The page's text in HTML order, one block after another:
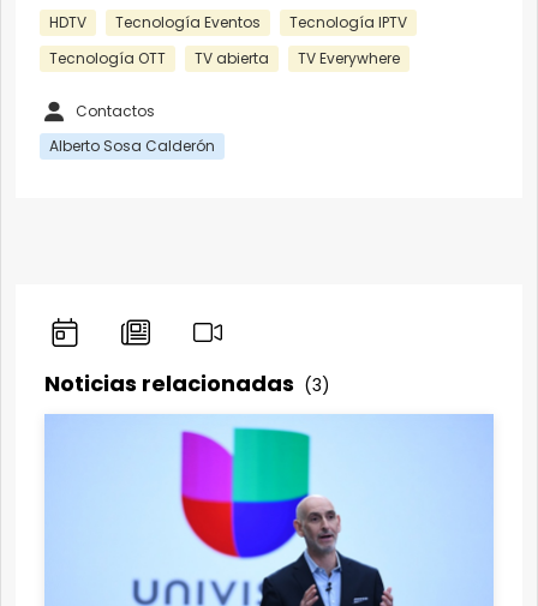
HDTV
Tecnología Eventos
Tecnología IPTV
Tecnología OTT
TV abierta TV Everywhere
Contactos
Alberto Sosa Calderón
Noticias relacionadas (3)